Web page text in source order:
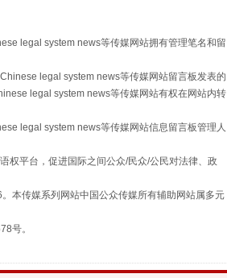
legal system news等传媒网站拥有管理笔名和留
legal system news等传媒网站留言板发表的
legal system news等传媒网站有权在网站内转
legal system news等传媒网站信息留言板管理人
权平台，促进国际之间公众/民众/公民对法律、政
本传媒系列网站中国公众传媒所有辅助网站属多元
号。